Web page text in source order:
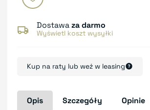
Dostawaza darmo
Wyświetl koszt wysyłki
Kup na raty lub weź w leasing
Opis Szczegóły Opinie